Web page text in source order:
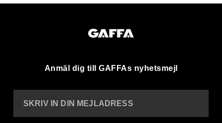
Anmäl dig till GAFFAs nyhetsmejl
SKRIV IN DIN MEJLADRESS